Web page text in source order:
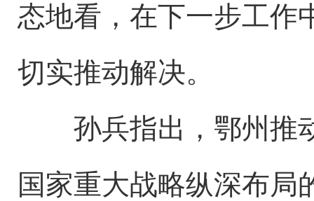
态地看，在下一步工作
切实推动解决。
孙兵指出，鄂州推动
国家重大战略纵深布局